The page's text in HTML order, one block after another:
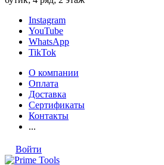
Instagram
YouTube
WhatsApp
TikTok
О компании
Оплата
Доставка
Сертификаты
Контакты
...
Войти